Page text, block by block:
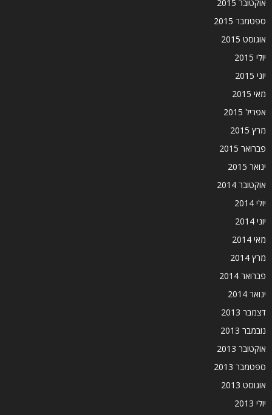
אוקטובר 2015
ספטמבר 2015
אוגוסט 2015
יולי 2015
יוני 2015
מאי 2015
אפריל 2015
מרץ 2015
פברואר 2015
ינואר 2015
אוקטובר 2014
יולי 2014
יוני 2014
מאי 2014
מרץ 2014
פברואר 2014
ינואר 2014
דצמבר 2013
נובמבר 2013
אוקטובר 2013
ספטמבר 2013
אוגוסט 2013
יולי 2013